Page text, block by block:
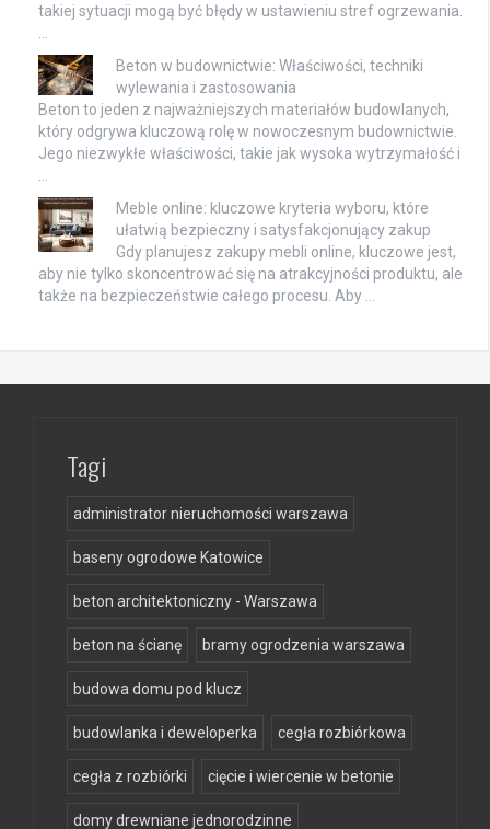
takiej sytuacji mogą być błędy w ustawieniu stref ogrzewania.
Beton w budownictwie: Właściwości, techniki
wylewania i zastosowania
Beton to jeden z najważniejszych materiałów budowlanych,
który odgrywa kluczową rolę w nowoczesnym budownictwie.
Jego niezwykłe właściwości, takie jak wysoka wytrzymałość i
Meble online: kluczowe kryteria wyboru, które
ułatwią bezpieczny i satysfakcjonujący zakup
Gdy planujesz zakupy mebli online, kluczowe jest,
aby nie tylko skoncentrować się na atrakcyjności produktu, ale
także na bezpieczeństwie całego procesu. Aby …
Tagi
administrator nieruchomości warszawa
baseny ogrodowe Katowice
beton architektoniczny - Warszawa
beton na ścianę bramy ogrodzenia warszawa
budowa domu pod klucz
budowlanka i deweloperka cegła rozbiórkowa
cegła z rozbiórki cięcie i wiercenie w betonie
domy drewniane jednorodzinne